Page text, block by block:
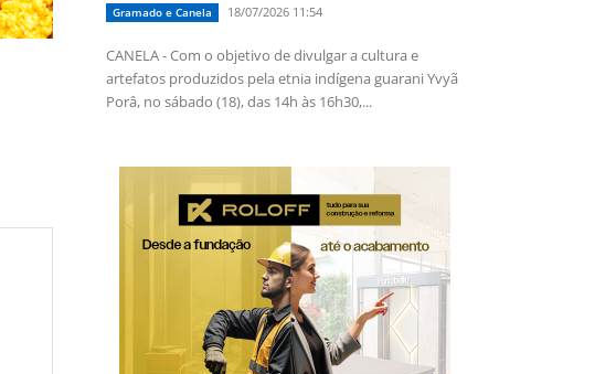
Gramado e Canela 18/07/2026 11:54
CANELA - Com o objetivo de divulgar a cultura e
artefatos produzidos pela etnia indígena guarani Yvyã
Porâ, no sábado (18), das 14h às 16h30,...